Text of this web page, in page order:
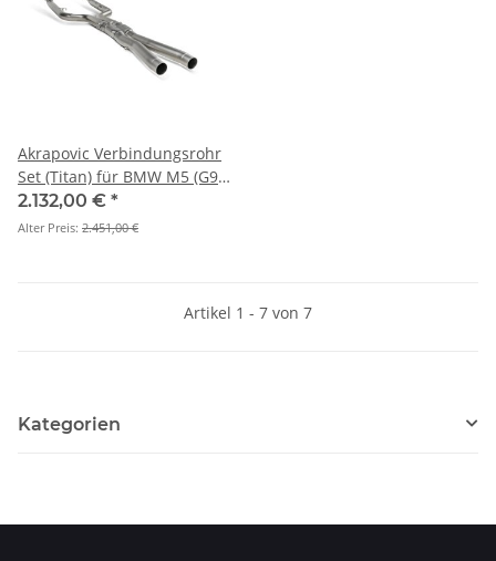
Akrapovic Verbindungsrohr
Set (Titan) für BMW M5 (G90,
G99) - OPF/GPF - E-BM/T/17
2.132,00 € *
Alter Preis: 2.451,00 €
Artikel 1 - 7 von 7
Kategorien